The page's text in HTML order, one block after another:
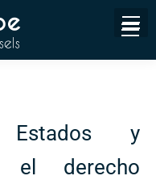
Estados y
el derecho